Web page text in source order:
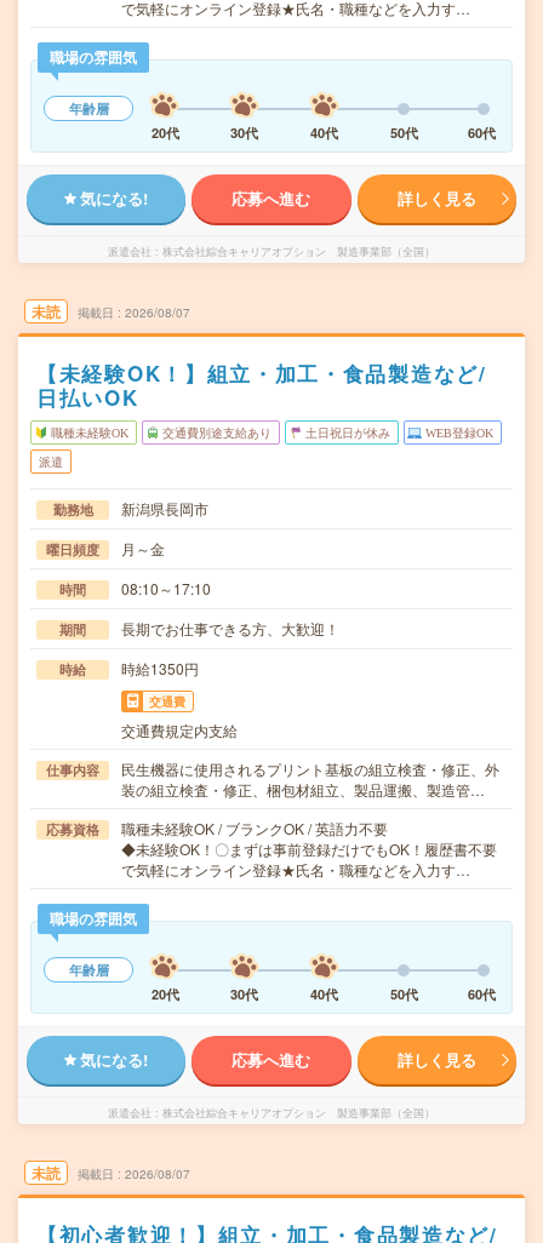
で気軽にオンライン登録★氏名・職種などを入力す…
職場の雰囲気
年齢層
20代
30代 40代 50代 60代
気になる! 応募へ進む 詳しく見る
派遣会社 株式会社綜合キャリアオプション 製造事業部（全国）
未読 掲載日 2026/08/07
【未経験OK！】組立・加工・食品製造など/
日払いOK
職種未経験OK 交通費別途支給あり 土日祝日が休み WEB登録OK
派遣
勤務地 新潟県長岡市
曜日頻度 月～金
時間 08:10～17:10
期間 長期でお仕事できる方、大歓迎！
時給 時給1350円
交通費
交通費規定内支給
仕事内容
民生機器に使用されるプリント基板の組立検査・修正、外
装の組立検査・修正、梱包材組立、製品運搬、製造管…
応募資格
職種未経験OK / ブランクOK / 英語力不要
◆未経験OK！〇まずは事前登録だけでもOK！履歴書不要
で気軽にオンライン登録★氏名・職種などを入力す…
職場の雰囲気
年齢層
20代
30代 40代 50代 60代
気になる! 応募へ進む 詳しく見る
派遣会社 株式会社綜合キャリアオプション 製造事業部（全国）
未読 掲載日 2026/08/07
【初心者歓迎！】組立・加工・食品製造など/